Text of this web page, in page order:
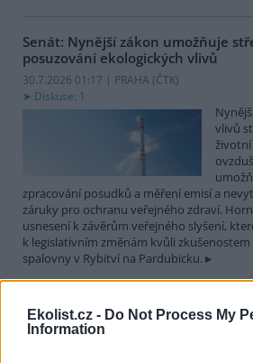
Ekolist.cz - Do Not Process My
Information
Senát: Nynější zákon umožňuje
posuzování ekologických vlivů
30.7.2026 01:17 | PRAHA (ČTK)
Diskuse: 1
vlivů
zpracování posudků a měření emisí a
záruky pro ochranu veřejného zdraví.
usnesení k závěrům veřejného slyšení,
k legislativním změnám kvůli
spalovny v Rybitví na Pardubicku.
V národním parku v Keni uhynulo
zkoumají příčinu